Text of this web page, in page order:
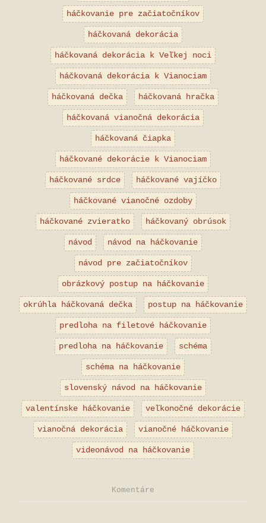
háčkovanie pre začiatočníkov
háčkovaná dekorácia
háčkovaná dekorácia k Veľkej noci
háčkovaná dekorácia k Vianociam
háčkovaná dečka háčkovaná hračka
háčkovaná vianočná dekorácia
háčkovaná čiapka
háčkované dekorácie k Vianociam
háčkované srdce háčkované vajíčko
háčkované vianočné ozdoby
háčkované zvieratko háčkovaný obrúsok
návod návod na háčkovanie
návod pre začiatočníkov
obrázkový postup na háčkovanie
okrúhla háčkovaná dečka postup na háčkovanie
predloha na filetové háčkovanie
predloha na háčkovanie schéma
schéma na háčkovanie
slovenský návod na háčkovanie
valentínske háčkovanie veľkonočné dekorácie
vianočná dekorácia vianočné háčkovanie
videonávod na háčkovanie
Komentáre